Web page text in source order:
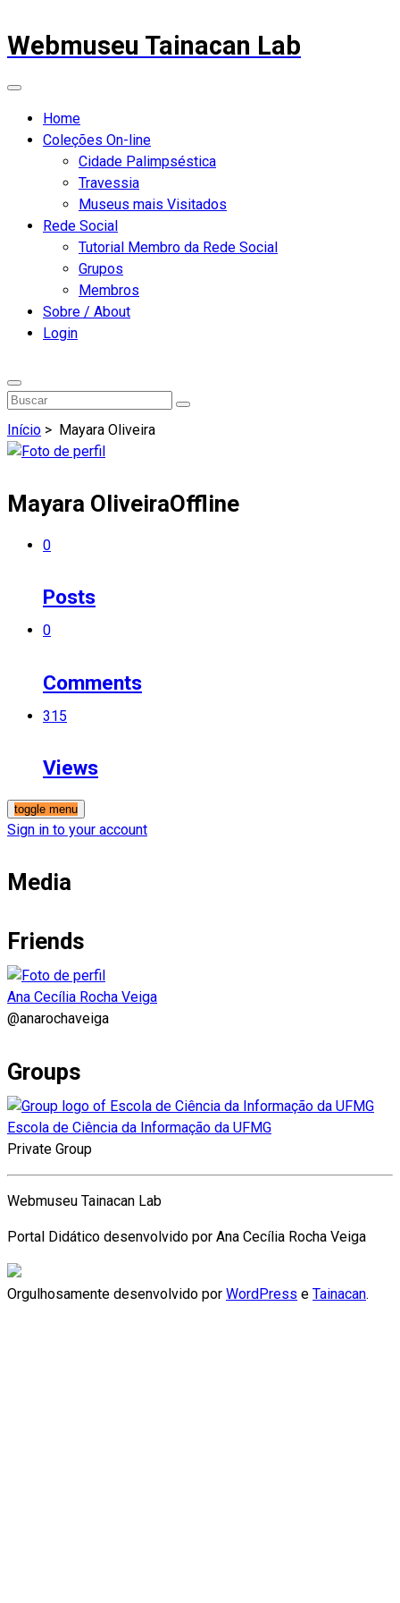
Webmuseu Tainacan Lab
Home
Coleções On-line
Cidade Palimpséstica
Travessia
Museus mais Visitados
Rede Social
Tutorial Membro da Rede Social
Grupos
Membros
Sobre / About
Login
Início > Mayara Oliveira
Mayara OliveiraOffline
0
Posts
0
Comments
315
Views
toggle menu
Sign in to your account
Media
Friends
Ana Cecília Rocha Veiga
@anarochaveiga
Groups
Escola de Ciência da Informação da UFMG
Private Group
Webmuseu Tainacan Lab
Portal Didático desenvolvido por Ana Cecília Rocha Veiga
Orgulhosamente desenvolvido por WordPress e Tainacan.